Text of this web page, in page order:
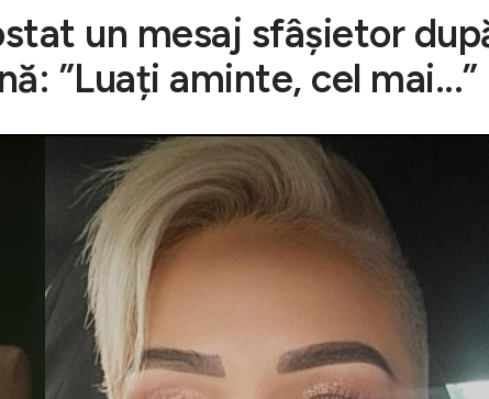
un mesaj sfâșietor
”Luați aminte, cel mai...”